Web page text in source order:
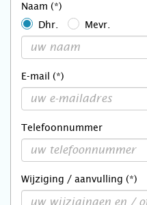
Naam (*)
Dhr.
Mevr.
E-mail (*)
Telefoonnummer
Wijziging / aanvulling (*)